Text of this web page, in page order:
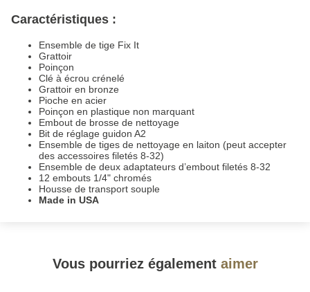
Caractéristiques :
Ensemble de tige Fix It
Grattoir
Poinçon
Clé à écrou crénelé
Grattoir en bronze
Pioche en acier
Poinçon en plastique non marquant
Embout de brosse de nettoyage
Bit de réglage guidon A2
Ensemble de tiges de nettoyage en laiton (peut accepter
des accessoires filetés 8-32)
Ensemble de deux adaptateurs d’embout filetés 8-32
12 embouts 1/4" chromés
Housse de transport souple
Made in USA
Vous pourriez également aimer